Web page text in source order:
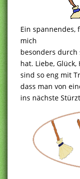
Ein spannendes,
mich
besonders durch
hat. Liebe,
sind so eng mit
dass man von
ins nächste